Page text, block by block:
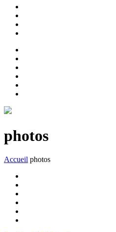
photos
Accueil photos